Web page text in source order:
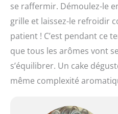
se raffermir. Démoulez-le
grille et laissez-le refroidir
patient ! C’est pendant ce
que tous les arômes vont
s’équilibrer. Un cake
même complexité